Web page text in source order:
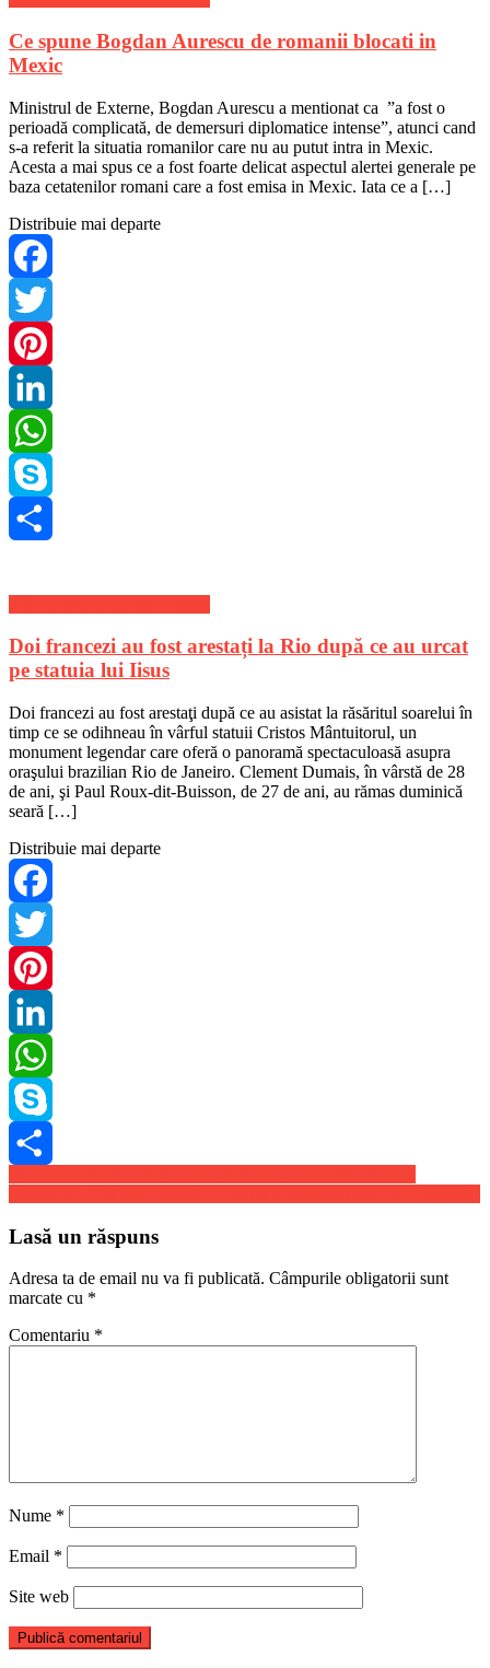
Ce spune Bogdan Aurescu de romanii blocati in
Mexic
Ministrul de Externe, Bogdan Aurescu a mentionat ca ”a fost o
perioadă complicată, de demersuri diplomatice intense”, atunci cand
s-a referit la situatia romanilor care nu au putut intra in Mexic.
Acesta a mai spus ce a fost foarte delicat aspectul alertei generale pe
baza cetatenilor romani care a fost emisa in Mexic. Iata ce a […]
Distribuie mai departe
Facebook
Twitter
Pinterest
LinkedIn
WhatsApp
Skype
Doi francezi au fost arestați la Rio după ce au urcat
pe statuia lui Iisus
Doi francezi au fost arestaţi după ce au asistat la răsăritul soarelui în
timp ce se odihneau în vârful statuii Cristos Mântuitorul, un
monument legendar care oferă o panoramă spectaculoasă asupra
oraşului brazilian Rio de Janeiro. Clement Dumais, în vârstă de 28
de ani, şi Paul Roux-dit-Buisson, de 27 de ani, au rămas duminică
seară […]
Distribuie mai departe
Facebook
Twitter
Pinterest
LinkedIn
WhatsApp
Skype
Share
Navigare
în
articole
Lasă un răspuns
Adresa ta de email nu va fi publicată. Câmpurile obligatorii sunt
marcate cu *
Comentariu *
Nume *
Email *
Site web